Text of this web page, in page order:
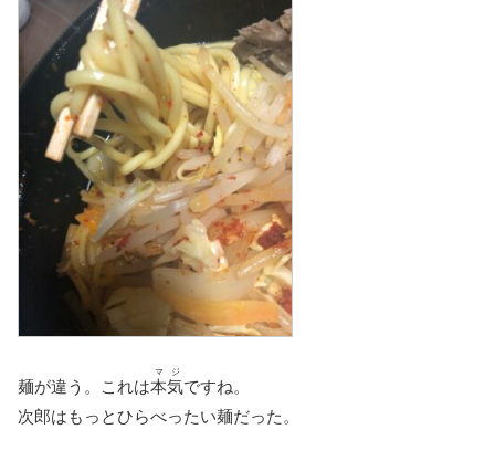
麺が違う。これは本気
マジ
ですね。
次郎はもっとひらべったい麺だった。